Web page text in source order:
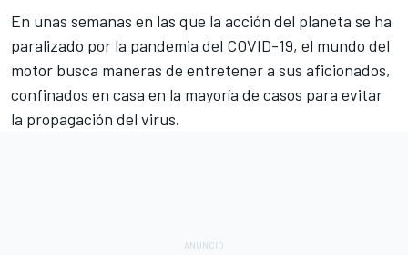
En unas semanas en las que la acción del planeta se ha
paralizado por la pandemia del COVID-19, el mundo del
motor busca maneras de entretener a sus aficionados,
confinados en casa en la mayoría de casos para evitar
la propagación del virus.